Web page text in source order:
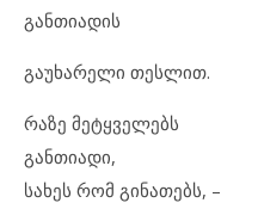
განთიადის
გაუხარელი თესლით.
რაზე მეტყველებს
განთიადი,
სახეს რომ გინათებს, –